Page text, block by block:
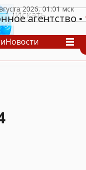
агентство
Новости